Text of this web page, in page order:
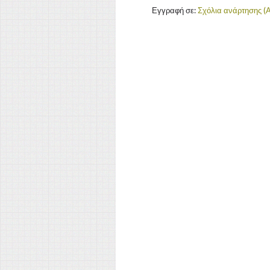
Εγγραφή σε:Σχόλια ανάρτησης